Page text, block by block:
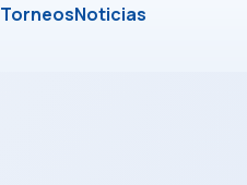
TorneosNoticias